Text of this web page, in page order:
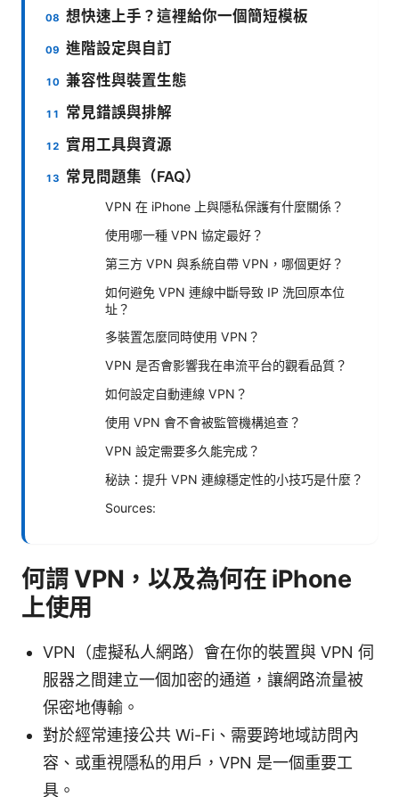
想快速上手？這裡給你一個簡短模板
進階設定與自訂
兼容性與裝置生態
常見錯誤與排解
實用工具與資源
常見問題集（FAQ）
VPN 在 iPhone 上與隱私保護有什麼關係？
使用哪一種 VPN 協定最好？
第三方 VPN 與系統自帶 VPN，哪個更好？
如何避免 VPN 連線中斷导致 IP 洗回原本位
址？
多裝置怎麼同時使用 VPN？
VPN 是否會影響我在串流平台的觀看品質？
如何設定自動連線 VPN？
使用 VPN 會不會被監管機構追查？
VPN 設定需要多久能完成？
秘訣：提升 VPN 連線穩定性的小技巧是什麼？
Sources:
何謂 VPN，以及為何在 iPhone
上使用
VPN（虛擬私人網路）會在你的裝置與 VPN 伺
服器之間建立一個加密的通道，讓網路流量被
保密地傳輸。
對於經常連接公共 Wi-Fi、需要跨地域訪問內
容、或重視隱私的用戶，VPN 是一個重要工
具。